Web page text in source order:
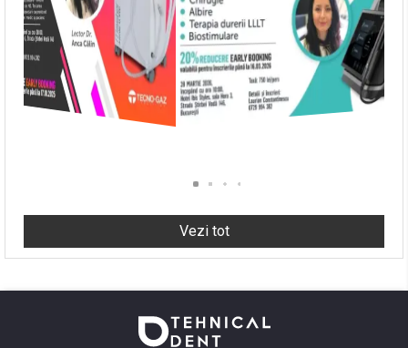
Vezi tot